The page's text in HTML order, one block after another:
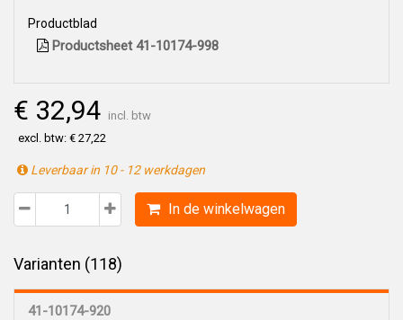
Productblad
Productsheet 41-10174-998
€ 32,94 incl. btw
excl. btw: € 27,22
Leverbaar in 10 - 12 werkdagen
In de winkelwagen
Varianten (118)
41-10174-920